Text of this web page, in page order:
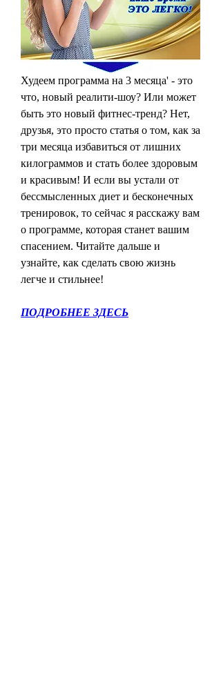
Худеем программа на 3 месяца' - это
что, новый реалити-шоу? Или может
быть это новый фитнес-тренд? Нет,
друзья, это просто статья о том, как за
три месяца избавиться от лишних
килограммов и стать более здоровым
и красивым! И если вы устали от
бессмысленных диет и бесконечных
тренировок, то сейчас я расскажу вам
о программе, которая станет вашим
спасением. Читайте дальше и
узнайте, как сделать свою жизнь
легче и стильнее!
ПОДРОБНЕЕ ЗДЕСЬ